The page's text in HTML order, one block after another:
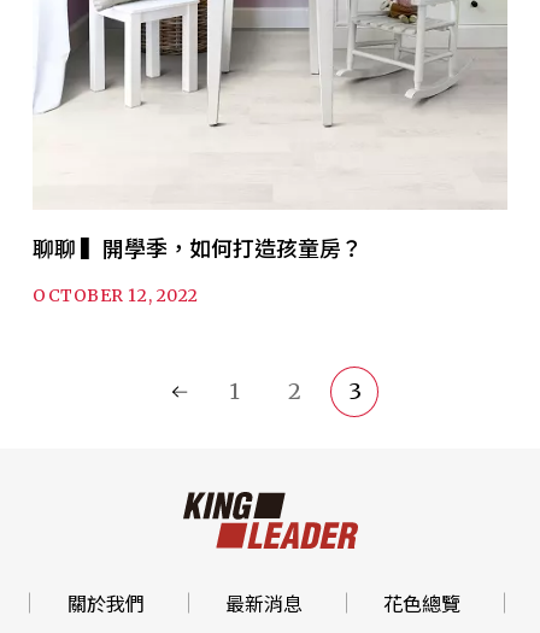
聊聊 ▍開學季，如何打造孩童房？
OCTOBER 12, 2022
1 2 3
關於我們 最新消息
花色總覽